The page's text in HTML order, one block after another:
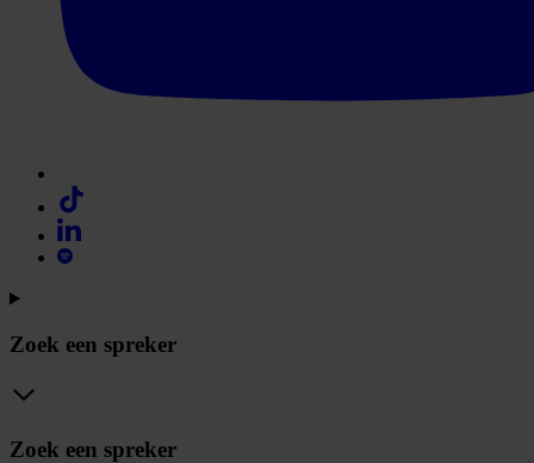
Zoek een spreker
Zoek een spreker